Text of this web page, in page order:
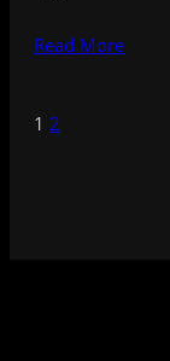
Read More
1 2